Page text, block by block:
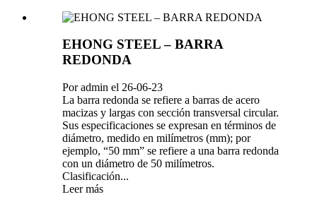
EHONG STEEL – BARRA
REDONDA
Por admin el 26-06-23
La barra redonda se refiere a barras de acero
macizas y largas con sección transversal circular.
Sus especificaciones se expresan en términos de
diámetro, medido en milímetros (mm); por
ejemplo, “50 mm” se refiere a una barra redonda
con un diámetro de 50 milímetros.
Clasificación...
Leer más